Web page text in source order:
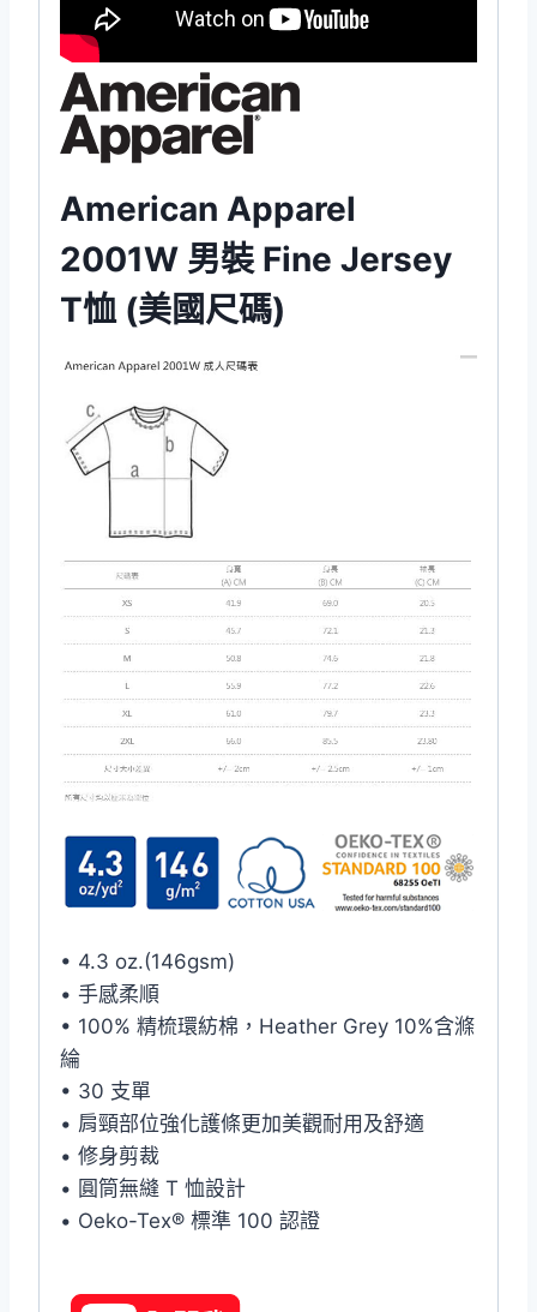
American Apparel
2001W 男裝 Fine Jersey
T恤 (美國尺碼)
• 4.3 oz.(146gsm)
• 手感柔順
• 100% 精梳環紡棉，Heather Grey 10%含滌
綸
• 30 支單
• 肩頸部位強化護條更加美觀耐用及舒適
• 修身剪裁
• 圓筒無縫 T 恤設計
• Oeko-Tex® 標準 100 認證